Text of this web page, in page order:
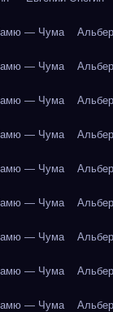
— Чума
— Чума
— Чума
— Чума
— Чума
— Чума
— Чума
— Чума
— Чума